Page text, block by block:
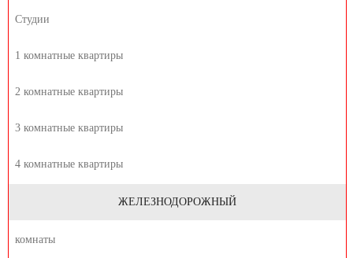
Студии
1 комнатные квартиры
2 комнатные квартиры
3 комнатные квартиры
4 комнатные квартиры
ЖЕЛЕЗНОДОРОЖНЫЙ
комнаты